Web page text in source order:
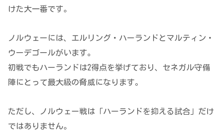
けた大一番です。
ノルウェーには、エルリング・ハーランドとマルティン・
ウーデゴールがいます。
初戦でもハーランドは2得点を挙げており、セネガル守備
陣にとって最大級の脅威になります。
ただし、ノルウェー戦は「ハーランドを抑える試合」だけ
ではありません。